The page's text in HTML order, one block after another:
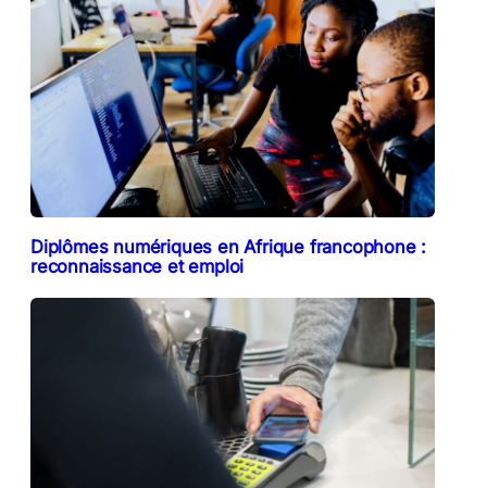
Diplômes numériques en Afrique francophone :
reconnaissance et emploi